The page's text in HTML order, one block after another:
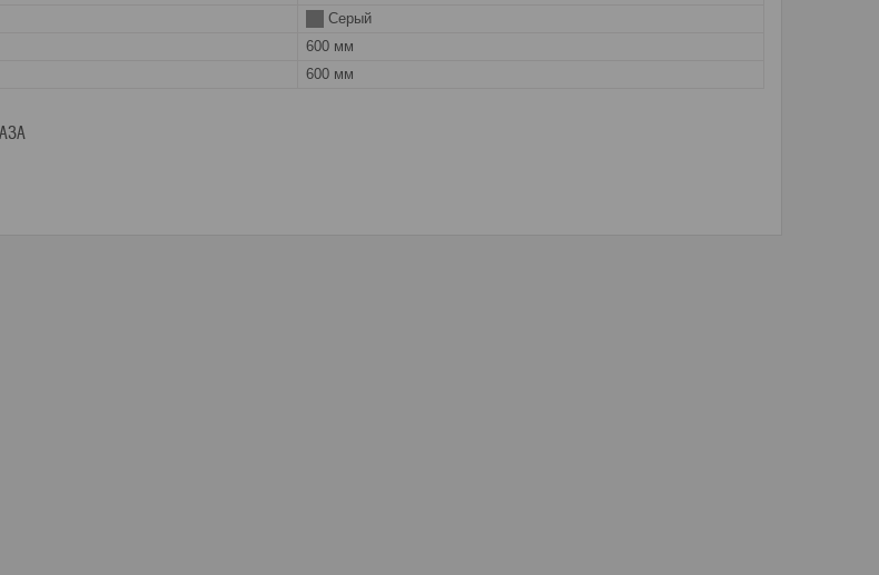
Серый
600 мм
600 мм